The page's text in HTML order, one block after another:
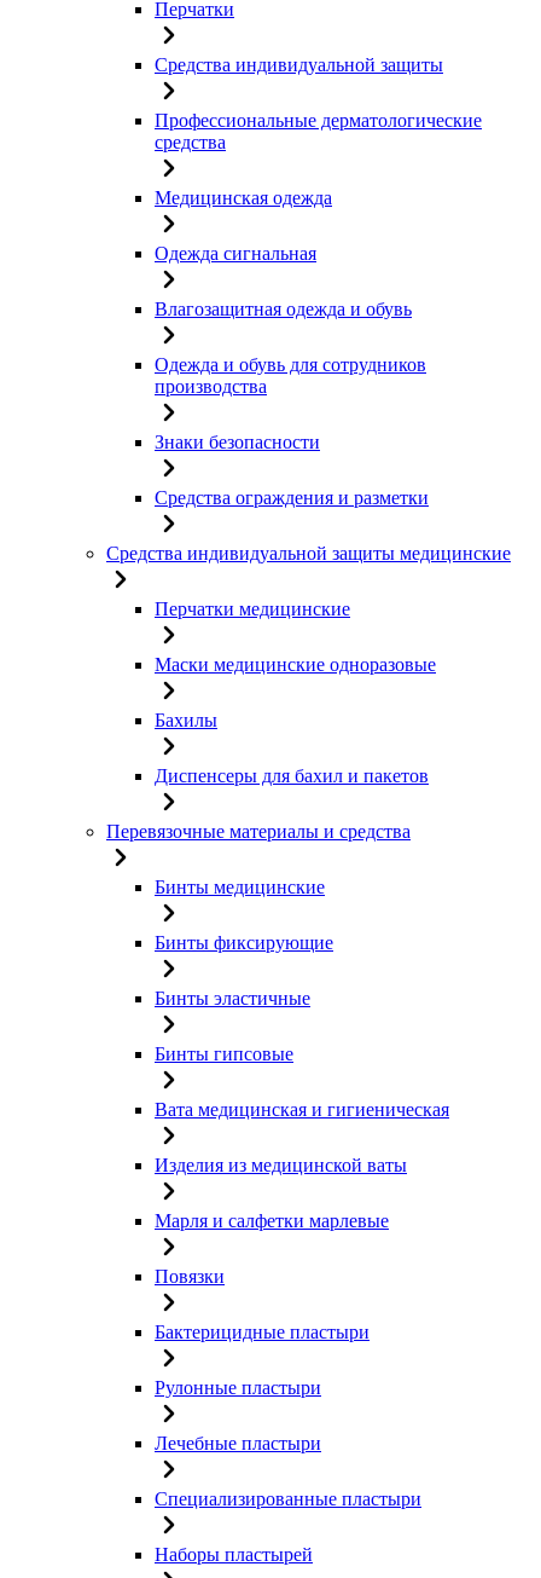
Перчатки
Средства индивидуальной защиты
Профессиональные дерматологические
средства
Медицинская одежда
Одежда сигнальная
Влагозащитная одежда и обувь
Одежда и обувь для сотрудников
производства
Знаки безопасности
Средства ограждения и разметки
Средства индивидуальной защиты медицинские
Перчатки медицинские
Маски медицинские одноразовые
Бахилы
Диспенсеры для бахил и пакетов
Перевязочные материалы и средства
Бинты медицинские
Бинты фиксирующие
Бинты эластичные
Бинты гипсовые
Вата медицинская и гигиеническая
Изделия из медицинской ваты
Марля и салфетки марлевые
Повязки
Бактерицидные пластыри
Рулонные пластыри
Лечебные пластыри
Специализированные пластыри
Наборы пластырей